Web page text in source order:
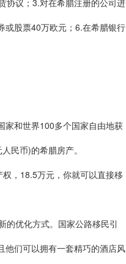
协议；3.对在希腊注册的公司进
或股票40万欧元；6.在希腊银行
家和世界100多个国家自由地获
民币)的希腊房产。
，18.5万元，你就可以直接移
的优化方式。国家公路移民引
他们可以拥有一套精巧的酒店风